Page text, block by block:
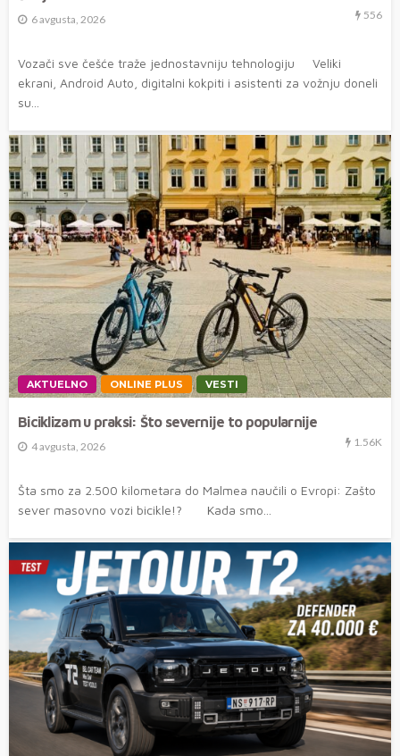
6 avgusta, 2026 556
Vozači sve češće traže jednostavniju tehnologiju Veliki
ekrani, Android Auto, digitalni kokpiti i asistenti za vožnju doneli
su...
AKTUELNO ONLINE PLUS VESTI
Biciklizam u praksi: Što severnije to popularnije
4 avgusta, 2026 1.56K
Šta smo za 2.500 kilometara do Malmea naučili o Evropi: Zašto
sever masovno vozi bicikle!? Kada smo...